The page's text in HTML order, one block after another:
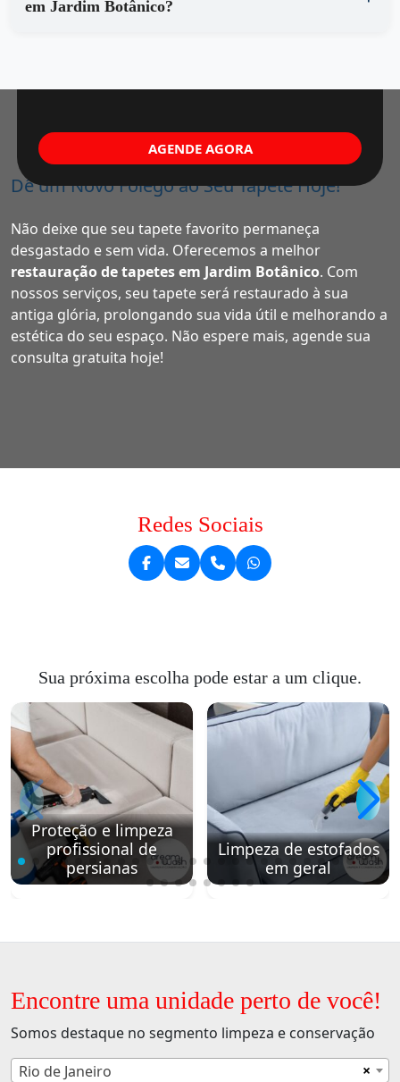
em Jardim Botânico?
Dê um Novo Fôlego ao Seu Tapete Hoje!
Não deixe que seu tapete favorito permaneça
desgastado e sem vida. Oferecemos a melhor
restauração de tapetes em Jardim Botânico. Com
nossos serviços, seu tapete será restaurado à sua
antiga glória, prolongando sua vida útil e melhorando a
estética do seu espaço. Não espere mais, agende sua
consulta gratuita hoje!
AGENDE AGORA
Redes Sociais
Sua próxima escolha pode estar a um clique.
Proteção e limpeza
profissional de
persianas
Limpeza de estofados
em geral
Encontre uma unidade perto de você!
Somos destaque no segmento limpeza e conservação
×
Rio de Janeiro